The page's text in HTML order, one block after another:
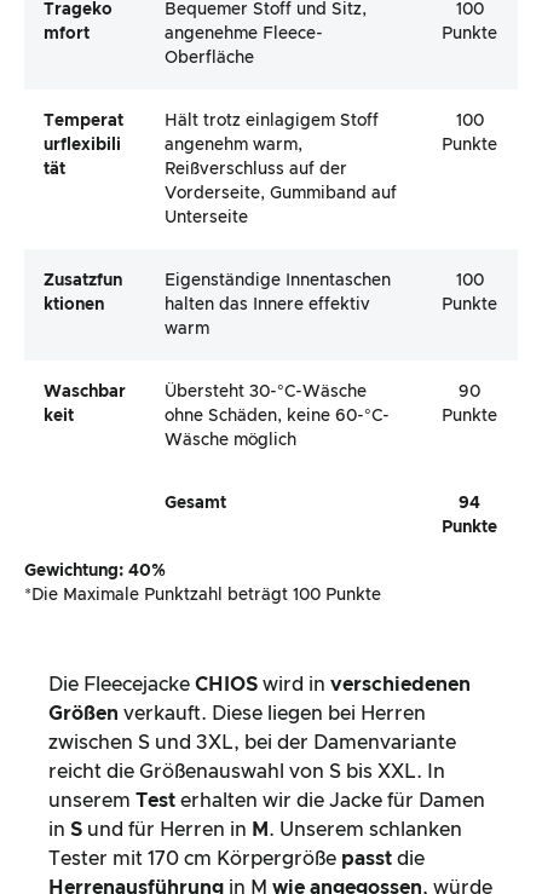
Trageko
Mfort
Bequemer Stoff und Sitz,
angenehme Fleece-
Oberfläche
100
Punkte
Temperat
Urflexibili
Tät
Hält trotz einlagigem Stoff
angenehm warm,
Reißverschluss auf der
Vorderseite, Gummiband auf
Unterseite
100
Punkte
Zusatzfun
Ktionen
Eigenständige Innentaschen
halten das Innere effektiv
warm
100
Punkte
Waschbar
Keit
Übersteht 30-°C-Wäsche
ohne Schäden, keine 60-°C-
Wäsche möglich
90
Punkte
Gesamt
94
Punkte
Gewichtung: 40%
*Die Maximale Punktzahl beträgt 100 Punkte
Die Fleecejacke CHIOS wird in verschiedenen
Größen verkauft. Diese liegen bei Herren
zwischen S und 3XL, bei der Damenvariante
reicht die Größenauswahl von S bis XXL. In
unserem Test erhalten wir die Jacke für Damen
in S und für Herren in M . Unserem schlanken
Tester mit 170 cm Körpergröße passt die
Herrenausführung in M wie angegossen, würde